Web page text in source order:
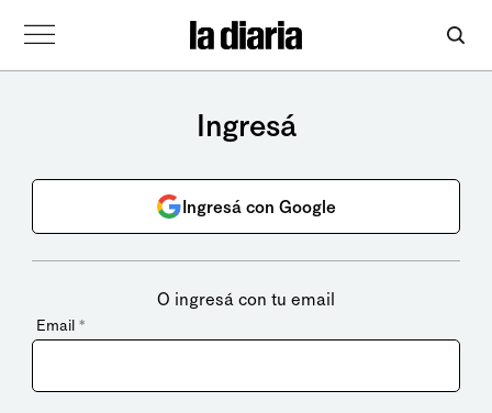
Ingresá
Ingresá con Google
O ingresá con tu email
Email *